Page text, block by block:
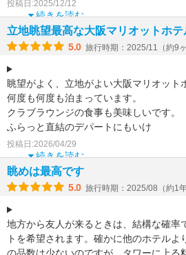
続きを読む
投稿日:2025/12/12
立地眺望最高な大阪マリオットホテ
5.0 旅行時期：2025/11（約9ヶ
眺望がよく、立地がよい大阪マリオット
何度も何度も泊まっています。
クラブラウンジの食事も美味しいです。
ふらっと直結のデパートにもいけ
部屋からの夜景は綺麗です。
駅直結
空港
続きを読む
投稿日:2026/04/29
眺めは最高です
5.0 旅行時期：2025/08（約1年
地方から友人が来るときは、結構な確率
トを希望されます。確かに他のホテルよ